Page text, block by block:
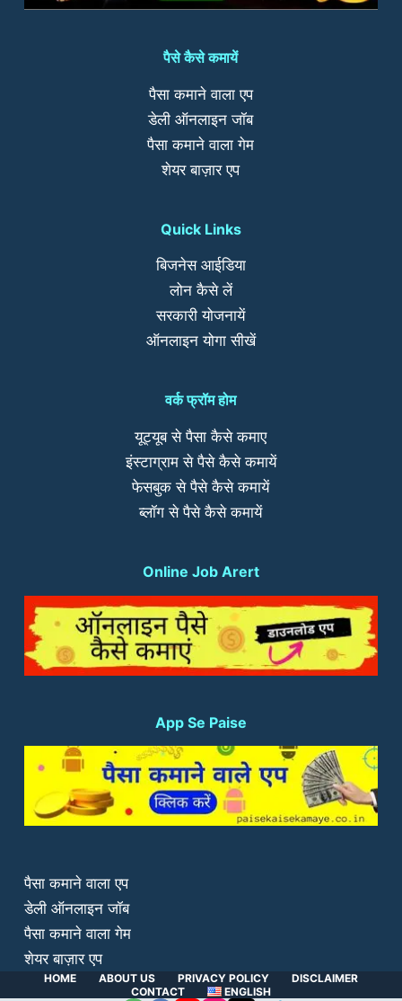
पैसे कैसे कमायें
पैसा कमाने वाला एप
डेली ऑनलाइन जॉब
पैसा कमाने वाला गेम
शेयर बाज़ार एप
Quick Links
बिजनेस आईडिया
लोन कैसे लें
सरकारी योजनायें
ऑनलाइन योगा सीखें
वर्क फ्रॉम होम
यूट्यूब से पैसा कैसे कमाए
इंस्टाग्राम से पैसे कैसे कमायें
फेसबुक से पैसे कैसे कमायें
ब्लॉग से पैसे कैसे कमायें
Online Job Arert
App Se Paise
पैसा कमाने वाला एप
डेली ऑनलाइन जॉब
पैसा कमाने वाला गेम
शेयर बाज़ार एप
HOME ABOUT US PRIVACY POLICY
DISCLAIMER
CONTACT
ENGLISH